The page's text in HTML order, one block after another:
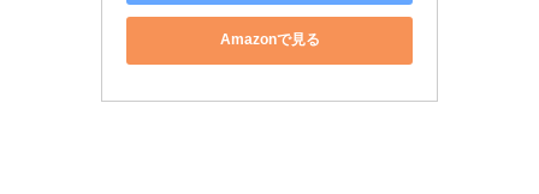
Amazonで見る